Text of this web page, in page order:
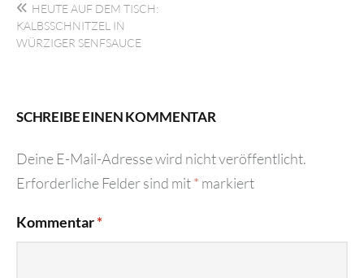
HEUTE AUF DEM TISCH:
KALBSSCHNITZEL IN
WÜRZIGER SENFSAUCE
SCHREIBE EINEN KOMMENTAR
Deine E-Mail-Adresse wird nicht veröffentlicht.
Erforderliche Felder sind mit* markiert
Kommentar*